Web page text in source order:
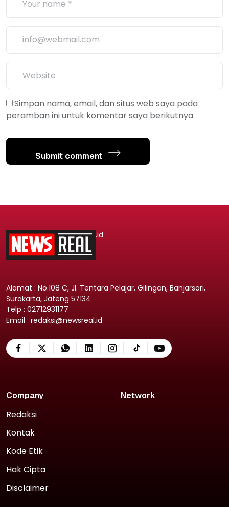
Simpan nama, email, dan situs web saya pada
peramban ini untuk komentar saya berikutnya.
Submit comment
.id
Alamat : No.108 C, Jl. Tentara Pelajar, Gilingan, Banjarsari,
Surakarta, Jateng 57134
Telp : 02712931177
Email : redaksi@newsreal.id
Company
Redaksi
Kontak
Kode Etik
Hak Cipta
Disclaimer
Network